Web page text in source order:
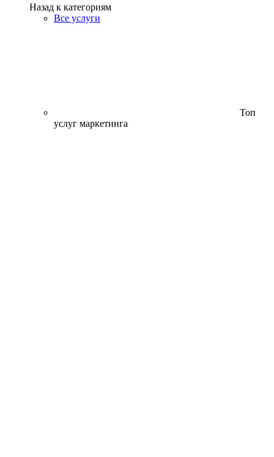
Назад к категориям
Все услуги
Топ
услуг маркетинга